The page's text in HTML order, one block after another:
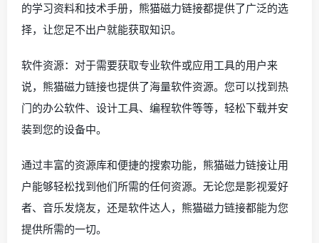
的学习资料和技术手册，熊猫磁力链接都提供了广泛的选
择，让您足不出户就能获取知识。
软件资源：对于需要获取专业软件或应用工具的用户来
说，熊猫磁力链接也提供了海量软件资源。您可以找到热
门的办公软件、设计工具、编程软件等等，轻松下载并安
装到您的设备中。
通过丰富的资源库和便捷的搜索功能，熊猫磁力链接让用
户能够轻松找到他们所需的任何资源。无论您是影视爱好
者、音乐发烧友，还是软件达人，熊猫磁力链接都能为您
提供所需的一切。